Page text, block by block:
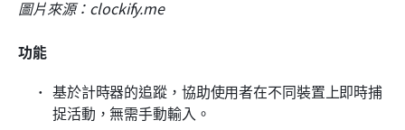
圖片來源：clockify.me
功能
基於計時器的追蹤，協助使用者在不同裝置上即時捕
捉活動，無需手動輸入。